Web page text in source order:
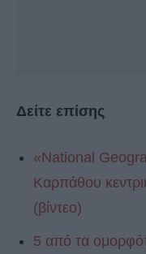
Δείτε επίσης
«National
Καρπάθου
(βίντεο)
5 από τα